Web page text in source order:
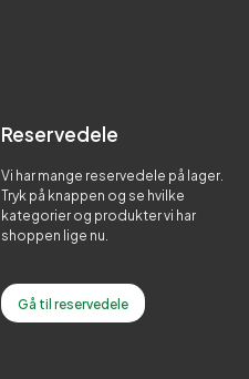
Reservedele
Vi har mange reservedele på lager.
Tryk på knappen og se hvilke
kategorier og produkter vi har
shoppen lige nu.
Gå til reservedele